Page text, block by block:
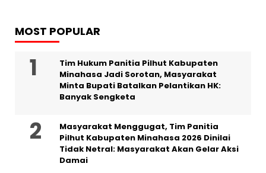
MOST POPULAR
Tim Hukum Panitia Pilhut Kabupaten
Minahasa Jadi Sorotan, Masyarakat
Minta Bupati Batalkan Pelantikan HK:
Banyak Sengketa
Masyarakat Menggugat, Tim Panitia
Pilhut Kabupaten Minahasa 2026 Dinilai
Tidak Netral: Masyarakat Akan Gelar Aksi
Damai